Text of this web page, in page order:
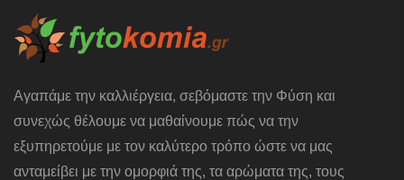
Αγαπάμε την καλλιέργεια, σεβόμαστε την Φύση και
συνεχώς θέλουμε να μαθαίνουμε πώς να την
εξυπηρετούμε με τον καλύτερο τρόπο ώστε να μας
ανταμείβει με την ομορφιά της, τα αρώματα της, τους